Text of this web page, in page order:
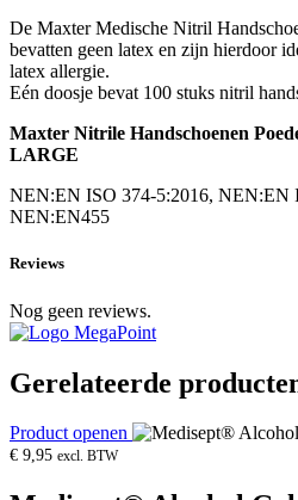
De Maxter Medische Nitril
bevatten geen latex en zijn hierdoor
latex allergie.
Eén doosje bevat 100 stuks nitril
Maxter Nitrile Handschoenen
LARGE
NEN:EN ISO 374-5:2016, NEN:EN
NEN:EN455
Reviews
Nog geen reviews.
Gerelateerde
Product openen
€ 9,95 excl. BTW